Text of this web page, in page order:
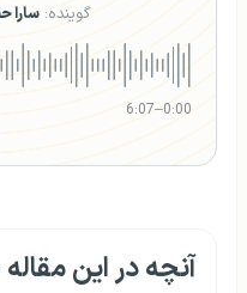
گوینده:سارا
0:00
–
6:07
آنچه در این